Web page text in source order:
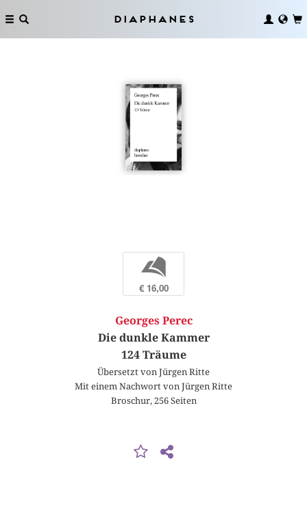
Diaphanes
b
€ 16,00
Georges Perec
Die dunkle Kammer
124 Träume
Übersetzt von Jürgen Ritte
Mit einem Nachwort von Jürgen Ritte
Broschur, 256 Seiten